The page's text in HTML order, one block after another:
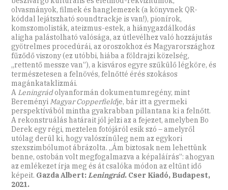
olvasmányok, filmek és hanglemezek (a könyvnek QR-
kóddal lejátszható soundtrackje is van!), pionírok,
komszomolisták, ateizmus-estek, a hiánygazdálkodás
aligha palástolható valósága, az útlevélhez való hozzájutás
gyötrelmes procedúrái, az oroszokhoz és Magyarországhoz
fűződő viszony (ez utóbbi, hiába a földrajzi közelség,
„rettentő messze van”), a kisváros egyre szűkülő légköre, és
természetesen a felnövés, felnőtté érés szokásos
magánkataklizmái.
A Leningrádolyanformán dokumentumregény, mint
Bereményi Magyar Copperfieldje, bár itt a gyermeki
perspektívából mintha gyakrabban pillantana ki a felnőtt.
A rekonstruálás határait jól jelzi az a fejezet, amelyben Bo
Derek egy régi, meztelen fotójáról esik szó – amelyről
utólag derül ki, hogy valószínűleg nem az egykori
szexszimbólumot ábrázolta. „Ám biztosak nem lehettünk
benne, ostobán volt megfogalmazva a képaláírás”: ahogyan
az emlékezet írja meg és át csalóka módon az eltűnt idő
képeit. Gazda Albert:Leningrád. Cser Kiadó, Budapest,
2021.